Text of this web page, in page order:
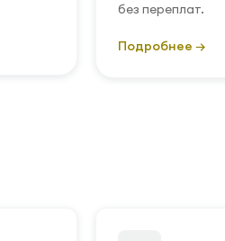
без переплат.
Подробнее →